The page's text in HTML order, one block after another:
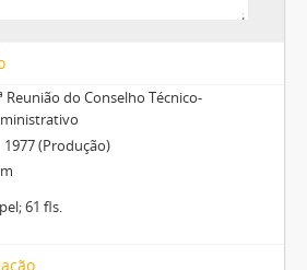
Reunião do Conselho Técnico-
1977 (Produção)
61 fls.